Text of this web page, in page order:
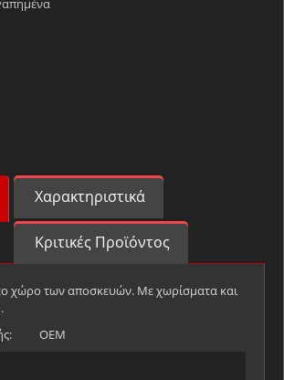
Χαρακτηριστικά
Κριτικές Προϊόντος
χώρο των αποσκευών. Με χωρίσματα και
OEM